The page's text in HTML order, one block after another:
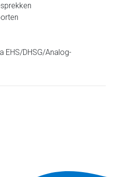
EHS/DHSG/Analog-